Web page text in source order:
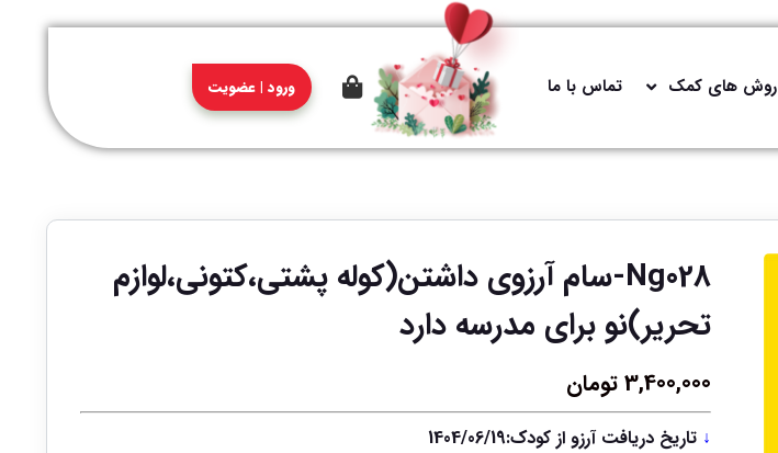
روش های کمک تماس با ما ورود | عضویت
Ng028-سام آرزوی داشتن(کوله پشتی،کتونی،لوازم
تحریر)نو برای مدرسه دارد
3,400,000تومان
↓ تاریخ دریافت آرزو از کودک:1404/06/19